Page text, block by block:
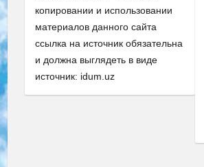
копировании и использовании
материалов данного сайта
ссылка на источник обязательна
и должна выглядеть в виде
источник: idum.uz